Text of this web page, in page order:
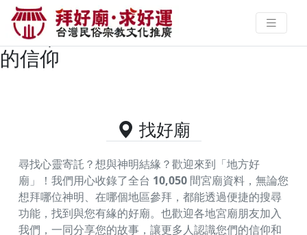
南投縣仁愛鄉供奉文昌帝君的好廟
資料｜拜好廟求好運 找到與您有緣
的信仰
找好廟
尋找心靈寄託？想與神明結緣？歡迎來到「地方好
廟」！我們用心收錄了全台 10,050 間宮廟資料，無論您
想拜哪位神明、在哪個地區參拜，都能透過便捷的搜尋
功能，找到與您有緣的好廟。 也歡迎各地宮廟朋友加入
我們，一同分享您的故事，讓更多人認識您們的信仰和